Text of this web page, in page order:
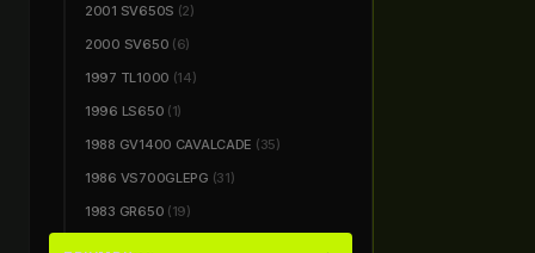
2001 SV650S (2)
2000 SV650 (6)
1997 TL1000 (14)
1996 LS650 (1)
1988 GV1400 CAVALCADE (35)
1986 VS700GLEPG (31)
1983 GR650 (19)